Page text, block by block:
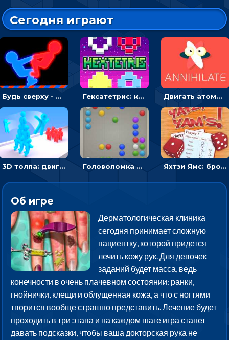
Сегодня играют
Будь сверху - борись с другом и выигрывай Гексатетрис: кидать блок, чтобы складывать три в ряд - головоломка Двигать атомы, чтобы соединить – головоломка
3D толпа: двигаться и собирать цветных человечков Головоломка Линии: собери шарики в ряд из 5 Яхтзи Ямс: бросай кости и набери очков больше, чем у соперников
Об игре
Дерматологическая клиника
сегодня принимает сложную
пациентку, которой придется
лечить кожу рук. Для девочек
заданий будет масса, ведь
конечности в очень плачевном состоянии: ранки,
гнойнички, клещи и облущенная кожа, а что с ногтями
творится вообще страшно представить. Лечение будет
проходить в три этапа и на каждом шаге игра станет
давать подсказки, чтобы ваша докторская рука не